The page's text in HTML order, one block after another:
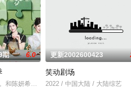
期 6.0
和陈妍希、夏之光、高卿尘、李雅娟一起，
更新2002600423
笑动剧场
2022 / 中国大陆 / 大陆综艺